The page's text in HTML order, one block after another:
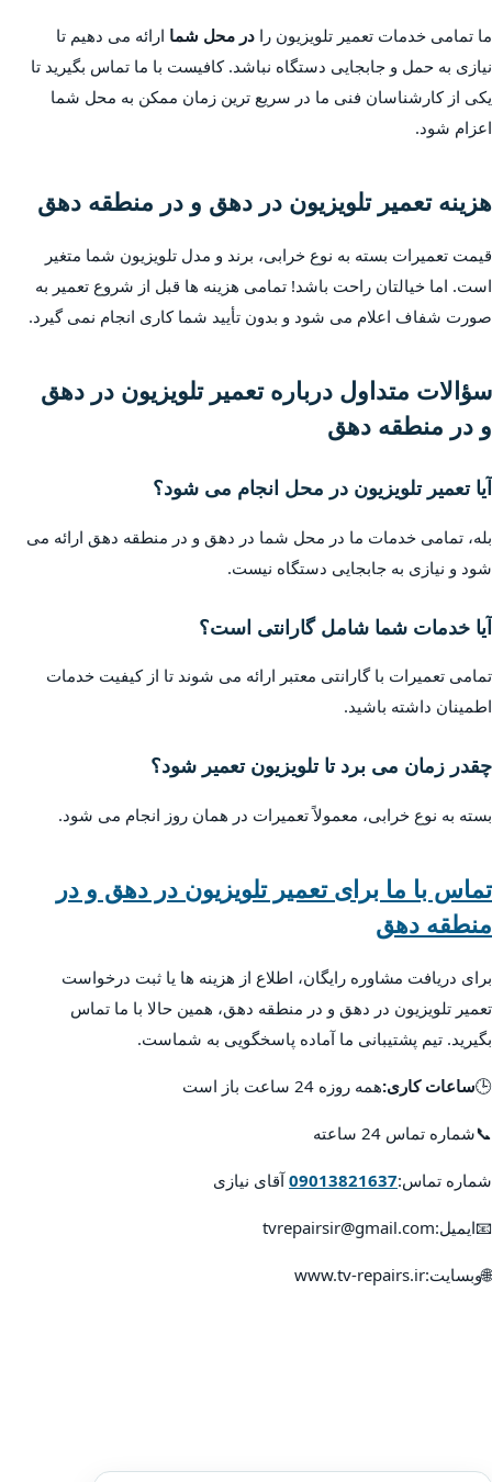
ما تمامی خدمات تعمیر تلویزیون را در محل شما ارائه می دهیم تا
نیازی به حمل و جابجایی دستگاه نباشد. کافیست با ما تماس بگیرید تا
یکی از کارشناسان فنی ما در سریع ترین زمان ممکن به محل شما
اعزام شود.
هزینه تعمیر تلویزیون در دهق و در منطقه دهق
قیمت تعمیرات بسته به نوع خرابی، برند و مدل تلویزیون شما متغیر
است. اما خیالتان راحت باشد! تمامی هزینه ها قبل از شروع تعمیر به
صورت شفاف اعلام می شود و بدون تأیید شما کاری انجام نمی گیرد.
سؤالات متداول درباره تعمیر تلویزیون در دهق
و در منطقه دهق
آیا تعمیر تلویزیون در محل انجام می شود؟
بله، تمامی خدمات ما در محل شما در دهق و در منطقه دهق ارائه می
شود و نیازی به جابجایی دستگاه نیست.
آیا خدمات شما شامل گارانتی است؟
تمامی تعمیرات با گارانتی معتبر ارائه می شوند تا از کیفیت خدمات
اطمینان داشته باشید.
چقدر زمان می برد تا تلویزیون تعمیر شود؟
بسته به نوع خرابی، معمولاً تعمیرات در همان روز انجام می شود.
تماس با ما برای تعمیر تلویزیون در دهق و در
منطقه دهق
برای دریافت مشاوره رایگان، اطلاع از هزینه ها یا ثبت درخواست
تعمیر تلویزیون در دهق و در منطقه دهق، همین حالا با ما تماس
بگیرید. تیم پشتیبانی ما آماده پاسخگویی به شماست.
🕒ساعات کاری:همه روزه 24 ساعت باز است
📞شماره تماس 24 ساعته
شماره تماس:09013821637آقای نیازی
📧ایمیل:tvrepairsir@gmail.com
🌐وبسایت:www.tv-repairs.ir